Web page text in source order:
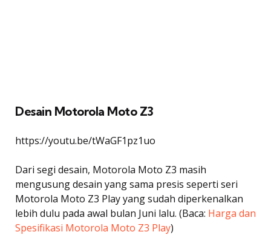
Desain Motorola Moto Z3
https://youtu.be/tWaGF1pz1uo
Dari segi desain, Motorola Moto Z3 masih
mengusung desain yang sama presis seperti seri
Motorola Moto Z3 Play yang sudah diperkenalkan
lebih dulu pada awal bulan Juni lalu. (Baca: Harga dan
Spesifikasi Motorola Moto Z3 Play)